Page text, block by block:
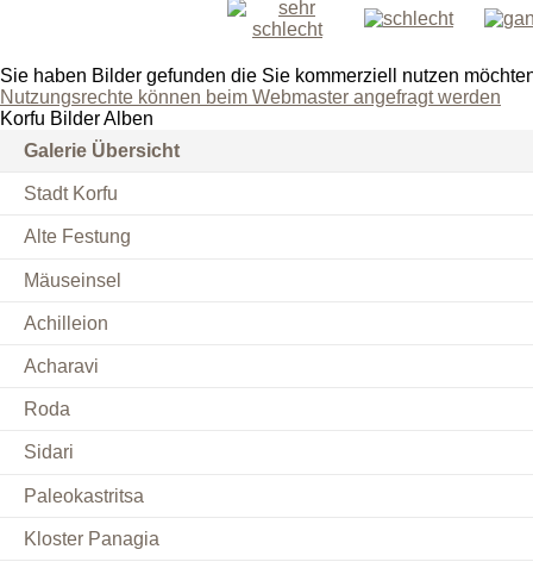
Sie haben Bilder gefunden die Sie kommerziell nutzen
Nutzungsrechte können beim Webmaster angefragt werden
Korfu Bilder Alben
Galerie Übersicht
Stadt Korfu
Alte Festung
Mäuseinsel
Achilleion
Acharavi
Roda
Sidari
Paleokastritsa
Kloster Panagia